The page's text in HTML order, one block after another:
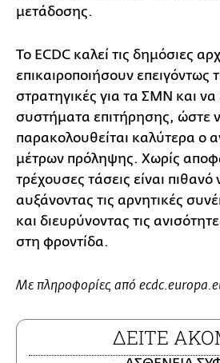
μετάδοσης.
Το ECDC καλεί τις δημόσιες
επικαιροποιήσουν επειγόντως
στρατηγικές για τα ΣΜΝ και να
συστήματα επιτήρησης, ώστε
παρακολουθείται καλύτερα ο
μέτρων πρόληψης. Χωρίς
τρέχουσες τάσεις είναι
αυξάνοντας τις αρνητικές
και διευρύνοντας τις
στη φροντίδα.
Με πληροφορίες από
ΔΕΙΤΕ